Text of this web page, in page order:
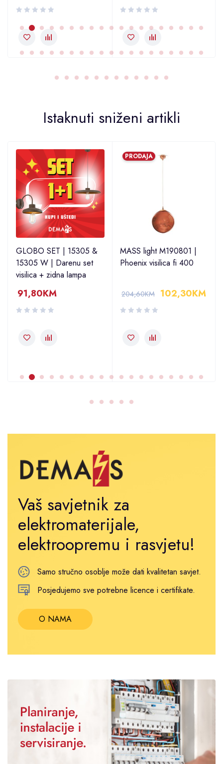
Istaknuti sniženi artikli
GLOBO SET | 15305 &
15305 W | Darenu set
visilica + zidna lampa
91,80KM
PRODAJA
MASS light M190801 |
Phoenix visilica fi 400
204,60KM 102,30KM
Vaš savjetnik za
elektromaterijale,
elektroopremu i rasvjetu!
Samo stručno osoblje može dati kvalitetan savjet.
Posjedujemo sve potrebne licence i certifikate.
O NAMA